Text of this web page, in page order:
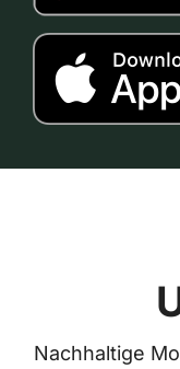
Nachhaltige